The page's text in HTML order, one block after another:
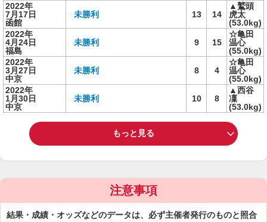
2022年
7月17日
函館
未勝利 13 14
▲鷲頭
虎太
(53.0kg)
2022年
4月24日
福島
未勝利 9 15
☆亀田
温心
(55.0kg)
2022年
3月27日
中京
未勝利 8 4
☆亀田
温心
(55.0kg)
2022年
1月30日
中京
未勝利 10 8
▲西谷
凜
(53.0kg)
もっと見る
注意事項
結果・成績・オッズなどのデータは、必ず主催者発行のものと照合